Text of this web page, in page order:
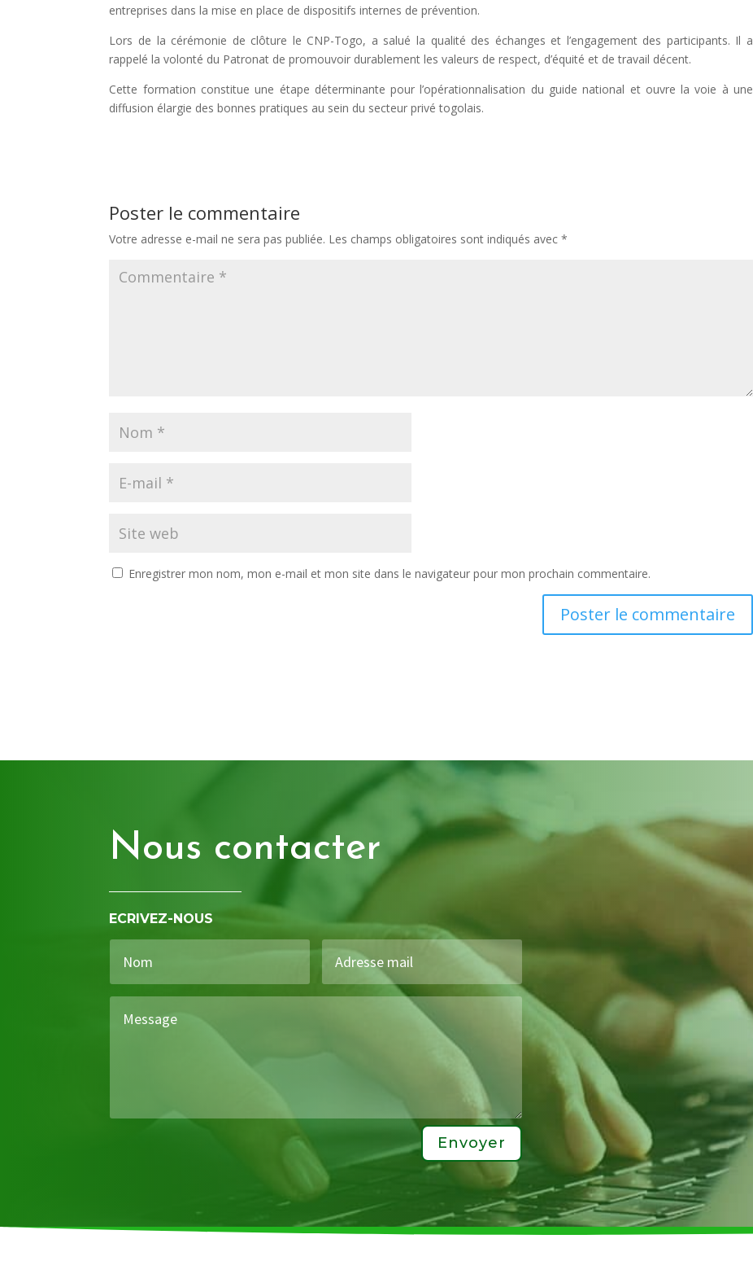
entreprises dans la mise en place de dispositifs internes de prévention.
Lors de la cérémonie de clôture le CNP-Togo, a salué la qualité des échanges et l’engagement des participants. Il a
rappelé la volonté du Patronat de promouvoir durablement les valeurs de respect, d’équité et de travail décent.
Cette formation constitue une étape déterminante pour l’opérationnalisation du guide national et ouvre la voie à une
diffusion élargie des bonnes pratiques au sein du secteur privé togolais.
Poster le commentaire
Votre adresse e-mail ne sera pas publiée. Les champs obligatoires sont indiqués avec*
Enregistrer mon nom, mon e-mail et mon site dans le navigateur pour mon prochain commentaire.
Nous contacter
ECRIVEZ-NOUS
Envoyer